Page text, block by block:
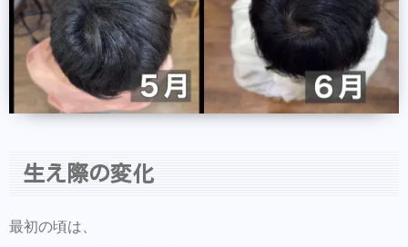
生え際の変化
最初の頃は、